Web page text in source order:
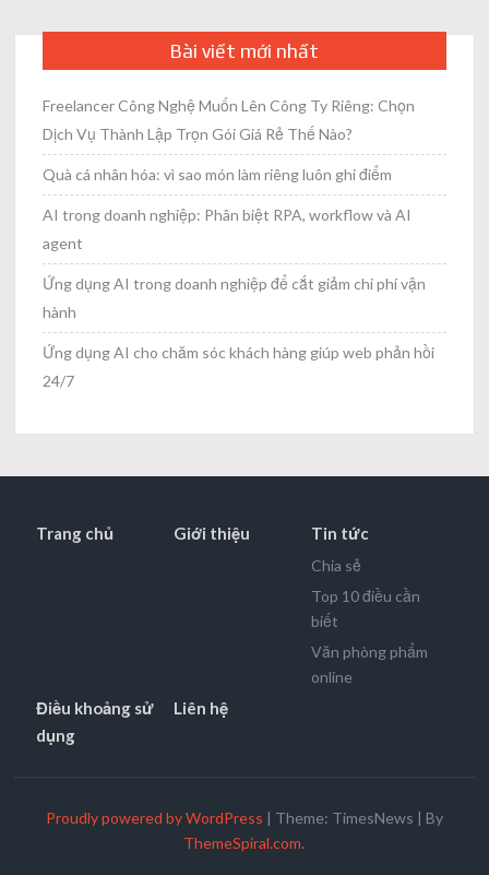
Bài viết mới nhất
Freelancer Công Nghệ Muốn Lên Công Ty Riêng: Chọn
Dịch Vụ Thành Lập Trọn Gói Giá Rẻ Thế Nào?
Quà cá nhân hóa: vì sao món làm riêng luôn ghi điểm
AI trong doanh nghiệp: Phân biệt RPA, workflow và AI
agent
Ứng dụng AI trong doanh nghiệp để cắt giảm chi phí vận
hành
Ứng dụng AI cho chăm sóc khách hàng giúp web phản hồi
24/7
Trang chủ Giới thiệu Tin tức
Chia sẻ
Top 10 điều cần
biết
Văn phòng phẩm
online
Điều khoảng sử
dụng
Liên hệ
Proudly powered by WordPress | Theme: TimesNews | By
ThemeSpiral.com.